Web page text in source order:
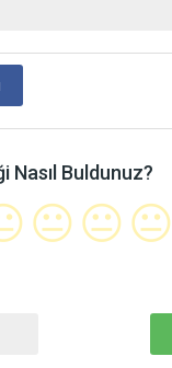
Nasıl Buldunuz?
😐😐😐